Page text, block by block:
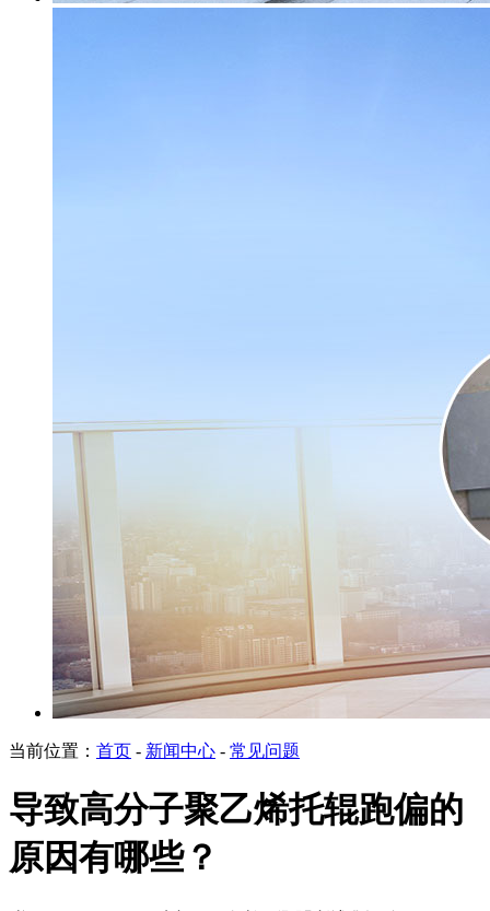
当前位置： 首页 - 新闻中心 - 常见问题
导致高分子聚乙烯托辊跑偏的
原因有哪些？